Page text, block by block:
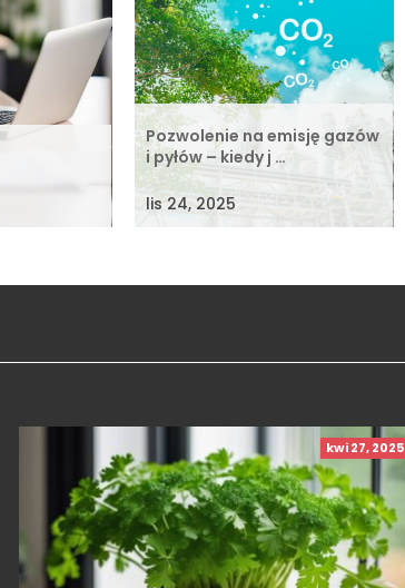
Pozwolenie na emisję gazów
i pyłów – kiedy j …
lis 24, 2025
kwi 27, 2025